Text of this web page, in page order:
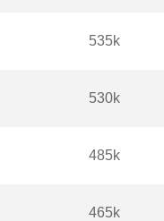
535k
530k
485k
465k